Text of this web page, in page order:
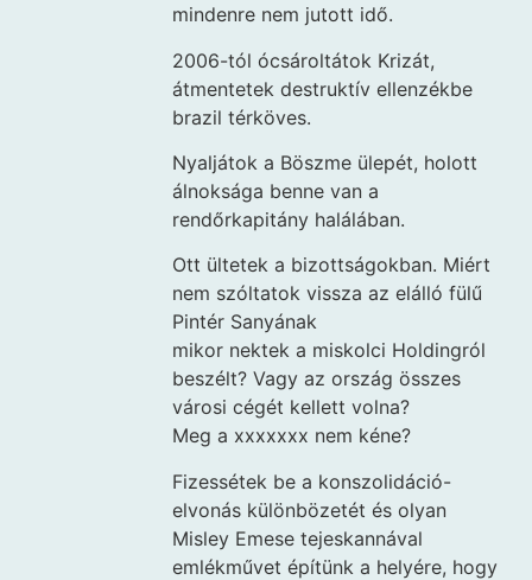
mindenre nem jutott idő.
2006-tól ócsároltátok Krizát,
átmentetek destruktív ellenzékbe
brazil térköves.
Nyaljátok a Böszme ülepét, holott
álnoksága benne van a
rendőrkapitány halálában.
Ott ültetek a bizottságokban. Miért
nem szóltatok vissza az elálló fülű
Pintér Sanyának
mikor nektek a miskolci Holdingról
beszélt? Vagy az ország összes
városi cégét kellett volna?
Meg a xxxxxxx nem kéne?
Fizessétek be a konszolidáció-
elvonás különbözetét és olyan
Misley Emese tejeskannával
emlékművet építünk a helyére, hogy